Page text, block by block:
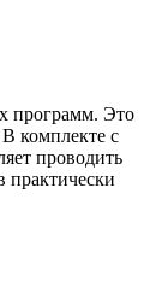
программ. Это
комплекте с
проводить
практически